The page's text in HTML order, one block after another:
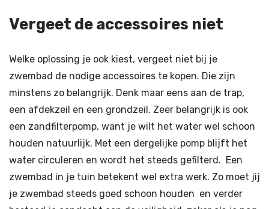
Vergeet de accessoires niet
Welke oplossing je ook kiest, vergeet niet bij je
zwembad de nodige accessoires te kopen. Die zijn
minstens zo belangrijk. Denk maar eens aan de trap,
een afdekzeil en een grondzeil. Zeer belangrijk is ook
een zandfilterpomp, want je wilt het water wel schoon
houden natuurlijk. Met een dergelijke pomp blijft het
water circuleren en wordt het steeds gefilterd. Een
zwembad in je tuin betekent wel extra werk. Zo moet jij
je zwembad steeds goed schoon houden en verder